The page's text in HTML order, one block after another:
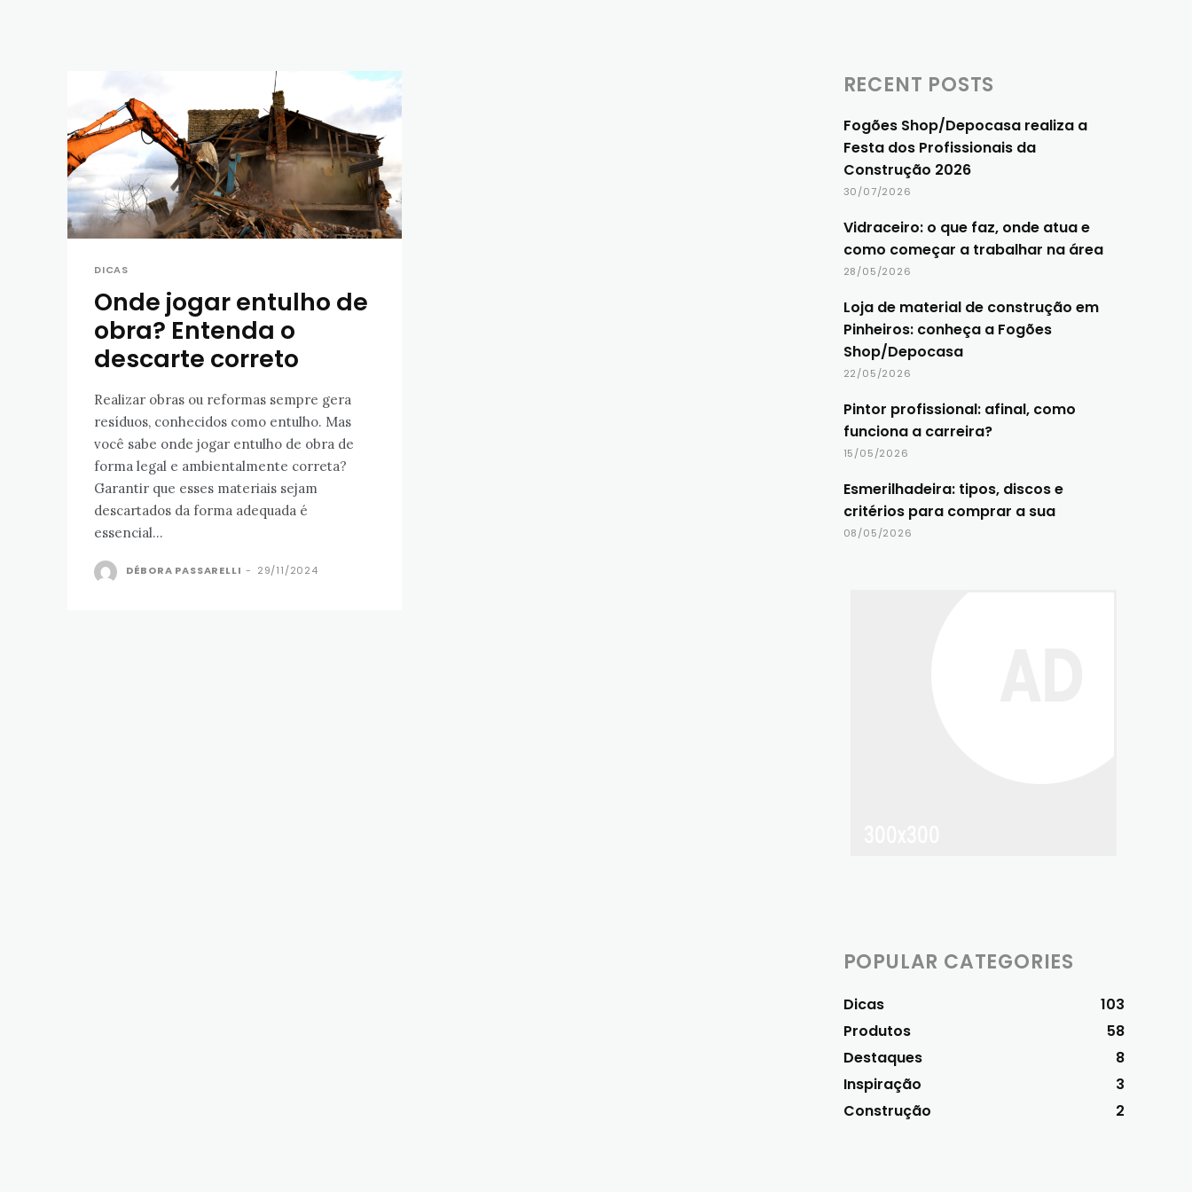
DICAS
Onde jogar entulho de
obra? Entenda o
descarte correto
Realizar obras ou reformas sempre gera
resíduos, conhecidos como entulho. Mas
você sabe onde jogar entulho de obra de
forma legal e ambientalmente correta?
Garantir que esses materiais sejam
descartados da forma adequada é
essencial...
DÉBORA PASSARELLI - 29/11/2024
RECENT POSTS
Fogões Shop/Depocasa realiza a
Festa dos Profissionais da
Construção 2026
30/07/2026
Vidraceiro: o que faz, onde atua e
como começar a trabalhar na área
28/05/2026
Loja de material de construção em
Pinheiros: conheça a Fogões
Shop/Depocasa
22/05/2026
Pintor profissional: afinal, como
funciona a carreira?
15/05/2026
Esmerilhadeira: tipos, discos e
critérios para comprar a sua
08/05/2026
POPULAR CATEGORIES
Dicas
103
Produtos
58
Destaques
8
Inspiração
3
Construção
2